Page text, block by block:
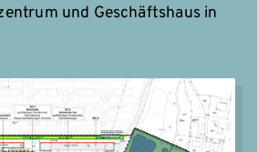
und Geschäftshaus in